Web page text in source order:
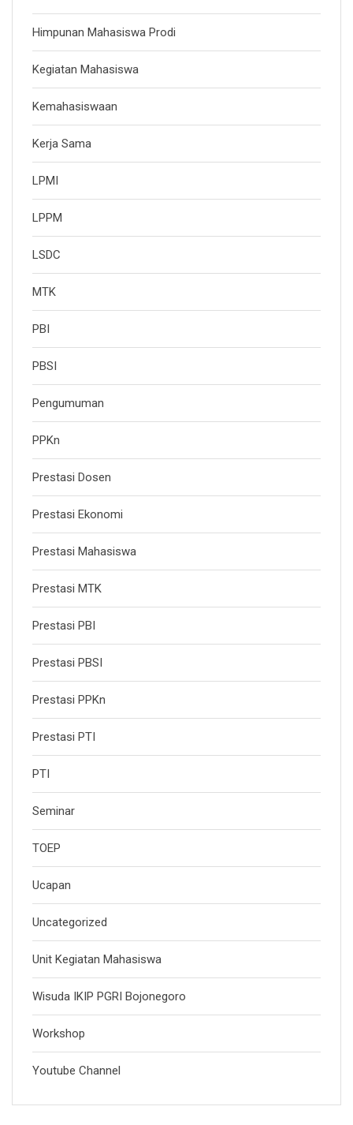
Himpunan Mahasiswa Prodi
Kegiatan Mahasiswa
Kemahasiswaan
Kerja Sama
LPMI
LPPM
LSDC
MTK
PBI
PBSI
Pengumuman
PPKn
Prestasi Dosen
Prestasi Ekonomi
Prestasi Mahasiswa
Prestasi MTK
Prestasi PBI
Prestasi PBSI
Prestasi PPKn
Prestasi PTI
PTI
Seminar
TOEP
Ucapan
Uncategorized
Unit Kegiatan Mahasiswa
Wisuda IKIP PGRI Bojonegoro
Workshop
Youtube Channel